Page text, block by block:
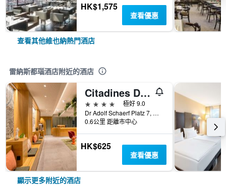
HK$1,575
查看優惠
查看其他維也納熱門酒店
雷納斯都瑙酒店附近的酒店
Citadines Danube Vienna
4星級
極好 9.0
Dr Adolf Schaerf Platz 7, 維也納, 維也納, 奧地利
0.6公里 距離市中心
HK$625
查看優惠
顯示更多附近的酒店